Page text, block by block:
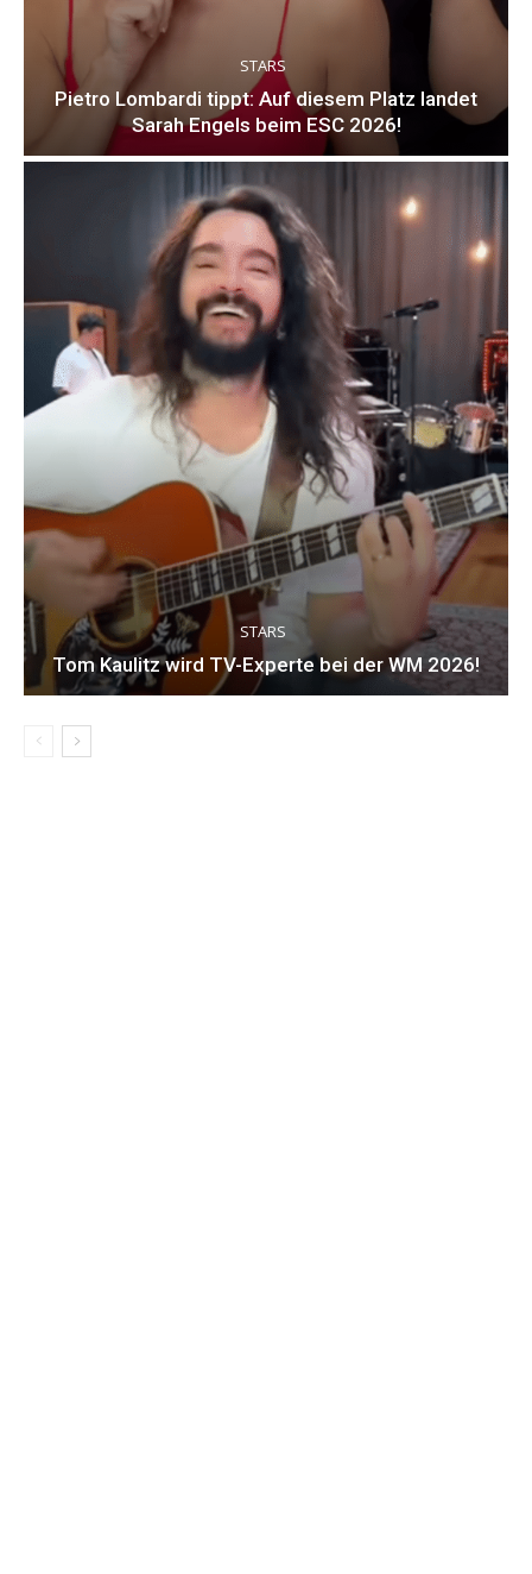
STARS
Pietro Lombardi tippt: Auf diesem Platz landet
Sarah Engels beim ESC 2026!
STARS
Tom Kaulitz wird TV-Experte bei der WM 2026!